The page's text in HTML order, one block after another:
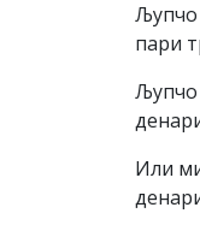
Љупчо
пари
Љупчо
Или